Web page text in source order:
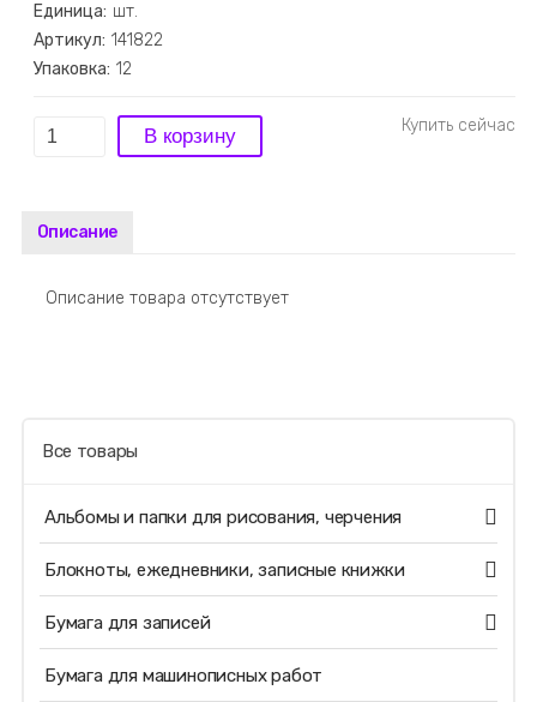
Единица: шт.
Артикул: 141822
Упаковка: 12
Описание
Описание товара отсутствует
Все товары
Альбомы и папки для рисования, черчения
Блокноты, ежедневники, записные книжки
Бумага для записей
Бумага для машинописных работ